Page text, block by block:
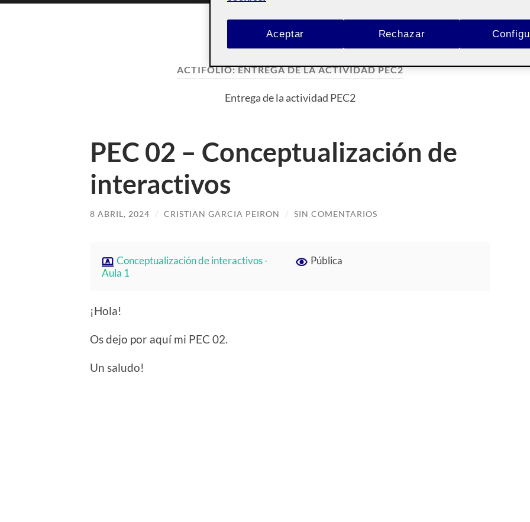
ACTIFOLIO:ENTREGA DE LA ACTIVIDAD PEC2
Entrega de la actividad PEC2
PEC 02 – Conceptualización de
interactivos
8 ABRIL, 2024 / CRISTIAN GARCIA PEIRON / SIN COMENTARIOS
Conceptualización de interactivos -
Aula 1
Pública
¡Hola!
Os dejo por aquí mi PEC 02.
Un saludo!
Rechazar
Aceptar